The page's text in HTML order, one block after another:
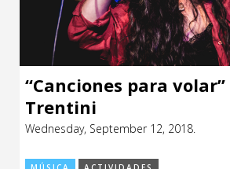
“Canciones para
Trentini
Wednesday, September 12, 2018.